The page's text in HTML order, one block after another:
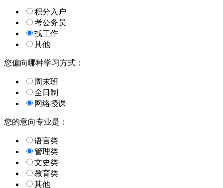
积分入户
考公务员
找工作
其他
您偏向哪种学习方式：
周末班
全日制
网络授课
您的意向专业是：
语言类
管理类
文史类
教育类
其他